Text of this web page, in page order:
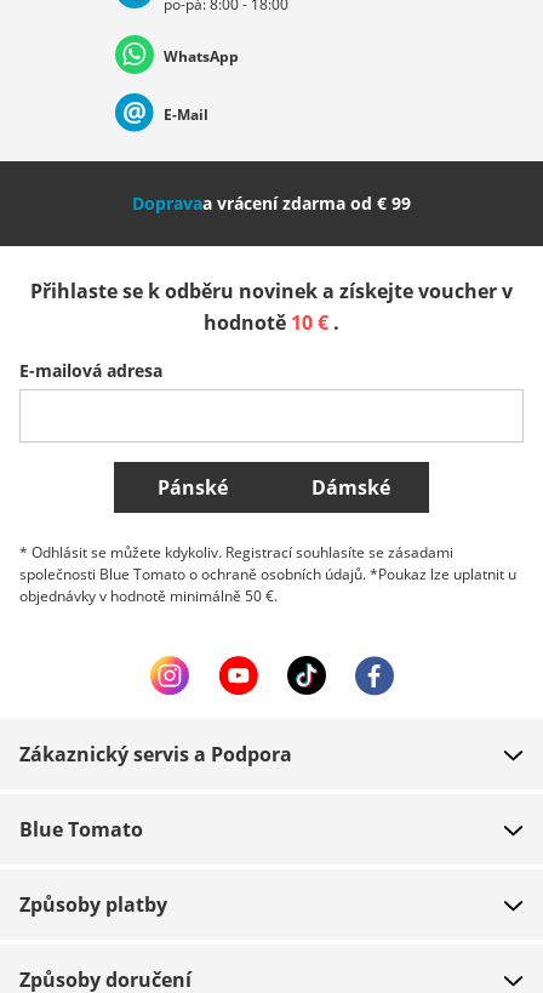
Deutschland Österreich
Nederland Italia (Italiano) Italien (Deutsch)
Slovenija
Belgique (Français) Danmark Norge
Všechny země
po-pá: 8:00 - 18:00
WhatsApp
E-Mail
Dopravaa vrácení zdarma od € 99
Přihlaste se k odběru novinek a získejte voucher v
hodnotě 10 € .
E-mailová adresa
Pánské Dámské
* Odhlásit se můžete kdykoliv. Registrací souhlasíte se zásadami
společnosti Blue Tomato o ochraně osobních údajů. *Poukaz lze uplatnit u
objednávky v hodnotě minimálně 50 €.
Zákaznický servis a Podpora
Platba
Navrácení zboží
Blue Tomato
Práce
Způsoby platby
Způsoby doručení